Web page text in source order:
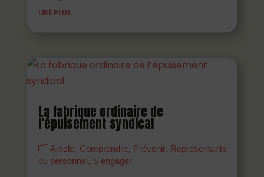
LIRE PLUS
La fabrique ordinaire de
l’épuisement syndical
Article Comprendre Prévenir
Représentants
du personnel
S'engager